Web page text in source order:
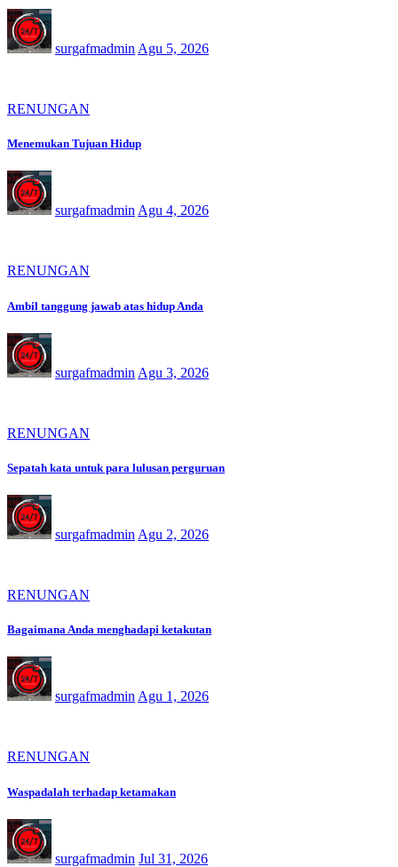
surgafmadmin Agu 5, 2026
RENUNGAN
Menemukan Tujuan Hidup
surgafmadmin Agu 4, 2026
RENUNGAN
Ambil tanggung jawab atas hidup Anda
surgafmadmin Agu 3, 2026
RENUNGAN
Sepatah kata untuk para lulusan perguruan
surgafmadmin Agu 2, 2026
RENUNGAN
Bagaimana Anda menghadapi ketakutan
surgafmadmin Agu 1, 2026
RENUNGAN
Waspadalah terhadap ketamakan
surgafmadmin Jul 31, 2026